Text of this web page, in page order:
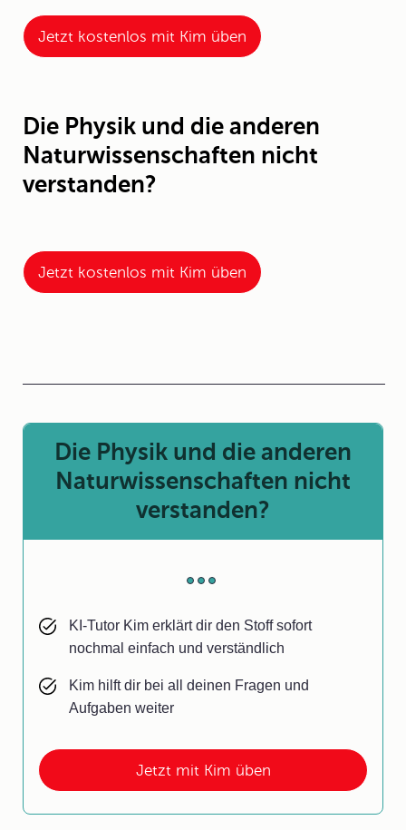
Jetzt kostenlos mit Kim üben
Die Physik und die anderen
Naturwissenschaften nicht
verstanden?
Jetzt kostenlos mit Kim üben
Jetzt mit Kim üben
Die Physik und die anderen
Naturwissenschaften nicht
verstanden?
KI-Tutor Kim erklärt dir den Stoff sofort
nochmal einfach und verständlich
Kim hilft dir bei all deinen Fragen und
Aufgaben weiter